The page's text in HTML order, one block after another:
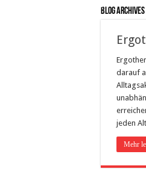
Blog Archives
darauf
jeden
Mehr